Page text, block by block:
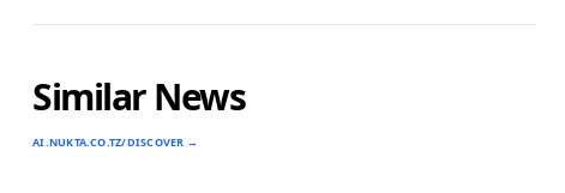
Similar News
AI.NUKTA.CO.TZ/DISCOVER →